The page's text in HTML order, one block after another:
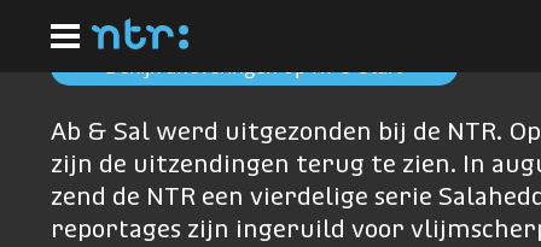
hoofdinhoud
Bekijk afleveringen op NPO Start
Ab & Sal werd uitgezonden bij de NTR.
zijn de uitzendingen terug te zien. In
zend de NTR een vierdelige serie
reportages zijn ingeruild voor